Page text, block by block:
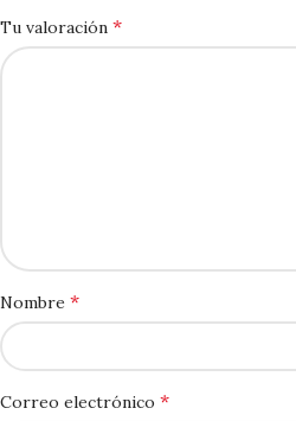
Tu valoración *
Nombre *
Correo electrónico *